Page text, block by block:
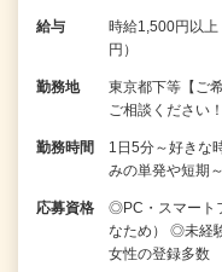
給与
時給1,500円以
円）
勤務地
東京都下等【ご
ご相談ください！
勤務時間
1日5分～好きな
みの単発や短期
応募資格
◎PC・スマート
なため） ◎未経
女性の登録多